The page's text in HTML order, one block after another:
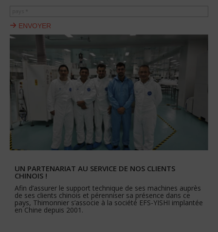
ENVOYER
UN PARTENARIAT AU SERVICE DE NOS CLIENTS
CHINOIS !
Afin d’assurer le support technique de ses machines auprès
de ses clients chinois et pérenniser sa présence dans ce
pays, Thimonnier s’associe à la société EFS-YISHI implantée
en Chine depuis 2001.